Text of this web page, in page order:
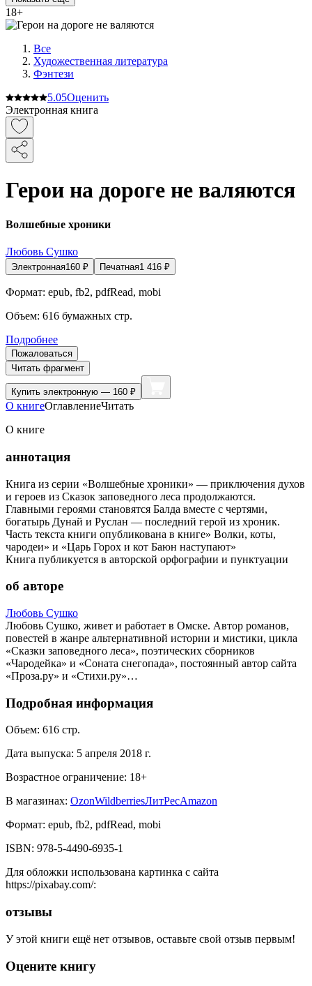
18+
Все
Художественная литература
Фэнтези
5.05Оценить
Электронная книга
Герои на дороге не валяются
Волшебные хроники
Любовь Сушко
Электронная160 ₽ Печатная1 416 ₽
Формат: epub, fb2, pdfRead, mobi
Объем: 616 бумажных стр.
Подробнее
Пожаловаться
Читать фрагмент
Купить электронную — 160 ₽
О книгеОглавлениеЧитать
О книге
аннотация
Книга из серии «Волшебные хроники» — приключения духов
и героев из Сказок заповедного леса продолжаются.
Главными героями становятся Балда вместе с чертями,
богатырь Дунай и Руслан — последний герой из хроник.
Часть текста книги опубликована в книге» Волки, коты,
чародеи» и «Царь Горох и кот Баюн наступают»
Книга публикуется в авторской орфографии и пунктуации
об авторе
Любовь Сушко
Любовь Сушко, живет и работает в Омске. Автор романов,
повестей в жанре альтернативной истории и мистики, цикла
«Сказки заповедного леса», поэтических сборников
«Чародейка» и «Соната снегопада», постоянный автор сайта
«Проза.ру» и «Стихи.ру»…
Подробная информация
Объем: 616 стр.
Дата выпуска: 5 апреля 2018 г.
Возрастное ограничение: 18+
В магазинах: OzonWildberriesЛитРесAmazon
Формат: epub, fb2, pdfRead, mobi
ISBN: 978-5-4490-6935-1
Для обложки использована картинка с сайта
https://pixabay.com/:
отзывы
У этой книги ещё нет отзывов, оставьте свой отзыв первым!
Оцените книгу